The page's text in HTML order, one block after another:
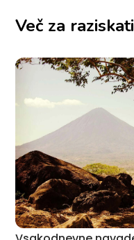
Več za raziskati